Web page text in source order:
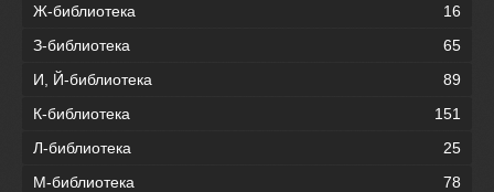
Ж-библиотека
16
З-библиотека
65
И, Й-библиотека
89
К-библиотека
151
Л-библиотека
25
М-библиотека
78